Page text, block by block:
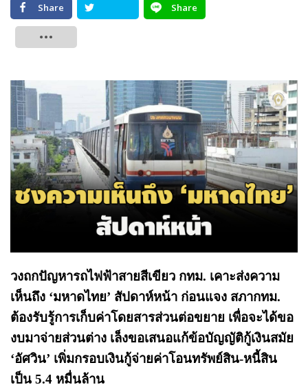
Share
Share
วงถกปัญหารถไฟฟ้าสายสีเขียว กทม. เคาะส่งความ
เห็นถึง ‘มหาดไทย’ สัปดาห์หน้า ก่อนแจง สภากทม.
ต้องรับรู้การเก็บค่าโดยสารส่วนต่อขยาย เพื่อจะได้ขอ
งบมาจ่ายส่วนต่าง เล็งขอเสนอแก้ข้อบัญญัติกู้เงินสมัย
‘อัศวิน’ เพิ่มกรอบเงินกู้จ่ายค่าโอนทรัพย์สิน-หนี้สิน
เป็น 5.4 หมื่นล้าน